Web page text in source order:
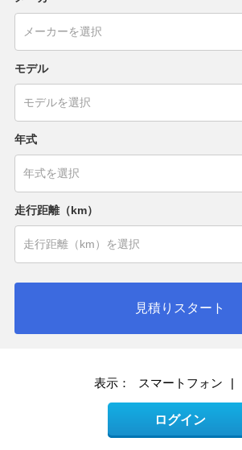
モデル
年式
走行距離（km）
見積りスタート
表示： スマートフォン |
ログイン